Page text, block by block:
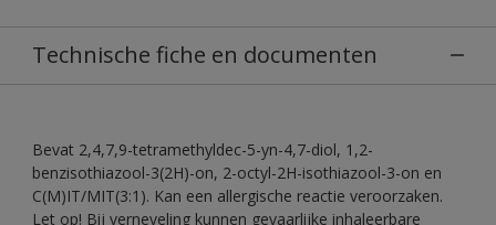
Technische fiche en documenten
Bevat 2,4,7,9-tetramethyldec-5-yn-4,7-diol, 1,2-
benzisothiazool-3(2H)-on, 2-octyl-2H-isothiazool-3-on en
C(M)IT/MIT(3:1). Kan een allergische reactie veroorzaken.
Let op! Bij verneveling kunnen gevaarlijke inhaleerbare